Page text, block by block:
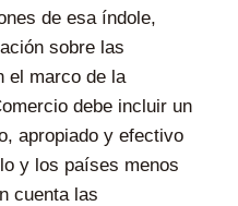
de esa índole,
sobre las
el marco de la
debe incluir un
apropiado y efectivo
y los países menos
cuenta las